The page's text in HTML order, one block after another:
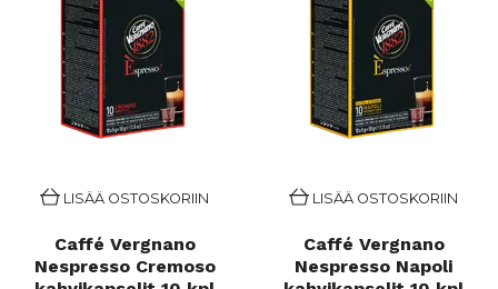
LISÄÄ OSTOSKORIIN
Caffé Vergnano
Nespresso Cremoso
LISÄÄ OSTOSKORIIN
Caffé Vergnano
Nespresso Napoli